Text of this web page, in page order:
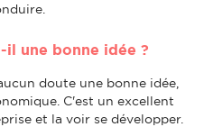
il une bonne idée ?
doute une bonne idée,
C'est un excellent
et la voir se développer.